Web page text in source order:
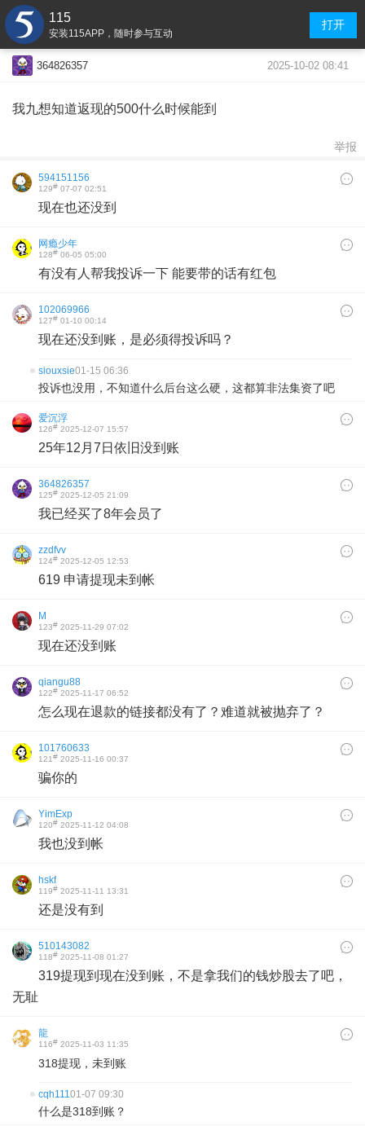
115
安装115APP，随时参与互动
打开
364826357 2025-10-02 08:41
我九想知道返现的500什么时候能到
举报
594151156
129# 07-07 02:51
现在也还没到
网瘾少年
128# 06-05 05:00
有没有人帮我投诉一下 能要带的话有红包
102069966
127# 01-10 00:14
现在还没到账，是必须得投诉吗？
siouxsie01-15 06:36
投诉也没用，不知道什么后台这么硬，这都算非法集资了吧
爱沉浮
126# 2025-12-07 15:57
25年12月7日依旧没到账
364826357
125# 2025-12-05 21:09
我已经买了8年会员了
zzdfvv
124# 2025-12-05 12:53
619 申请提现未到帐
M
123# 2025-11-29 07:02
现在还没到账
qiangu88
122# 2025-11-17 06:52
怎么现在退款的链接都没有了？难道就被抛弃了？
101760633
121# 2025-11-16 00:37
骗你的
YimExp
120# 2025-11-12 04:08
我也没到帐
hskf
119# 2025-11-11 13:31
还是没有到
510143082
118# 2025-11-08 01:27
319提现到现在没到账，不是拿我们的钱炒股去了吧，
无耻
龍
116# 2025-11-03 11:35
318提现，未到账
cqh11101-07 09:30
什么是318到账？